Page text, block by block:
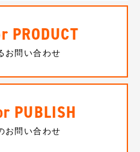
PRODUCT
お問い合わせ
PUBLISH
お問い合わせ